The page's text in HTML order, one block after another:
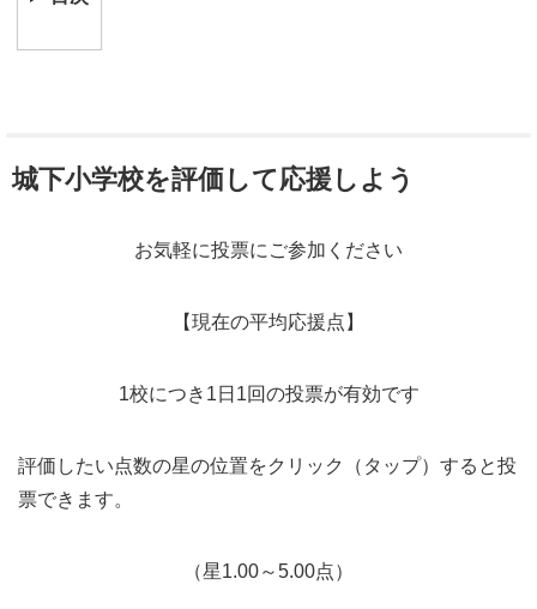
城下小学校を評価して応援しよう
お気軽に投票にご参加ください
【現在の平均応援点】
1校につき1日1回の投票が有効です
評価したい点数の星の位置をクリック（タップ）すると投
票できます。
（星1.00～5.00点）